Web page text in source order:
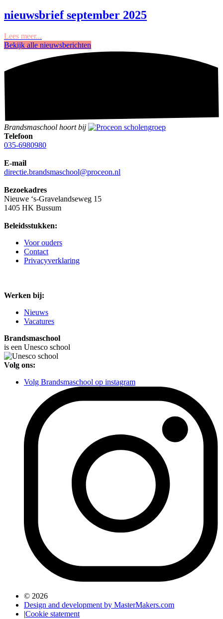
nieuwsbrief september 2025
Lees meer...
Bekijk alle nieuwsberichten
Brandsmaschool hoort bij
Telefoon
035-6980980
E-mail
directie.brandsmaschool@proceon.nl
Bezoekadres
Nieuwe ‘s-Gravelandseweg 15
1405 HK Bussum
Beleidsstukken:
Voor ouders
Contact
Privacyverklaring
Werken bij:
Nieuws
Vacatures
Brandsmaschool
is een Unesco school
Volg ons:
Volg Brandsmaschool op instagram
© 2026
Design and development by MasterMakers.com
|Cookie statement